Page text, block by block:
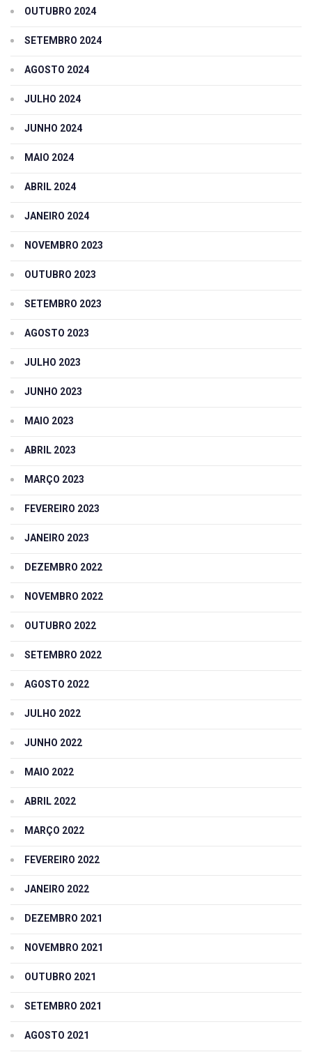
OUTUBRO 2024
SETEMBRO 2024
AGOSTO 2024
JULHO 2024
JUNHO 2024
MAIO 2024
ABRIL 2024
JANEIRO 2024
NOVEMBRO 2023
OUTUBRO 2023
SETEMBRO 2023
AGOSTO 2023
JULHO 2023
JUNHO 2023
MAIO 2023
ABRIL 2023
MARÇO 2023
FEVEREIRO 2023
JANEIRO 2023
DEZEMBRO 2022
NOVEMBRO 2022
OUTUBRO 2022
SETEMBRO 2022
AGOSTO 2022
JULHO 2022
JUNHO 2022
MAIO 2022
ABRIL 2022
MARÇO 2022
FEVEREIRO 2022
JANEIRO 2022
DEZEMBRO 2021
NOVEMBRO 2021
OUTUBRO 2021
SETEMBRO 2021
AGOSTO 2021